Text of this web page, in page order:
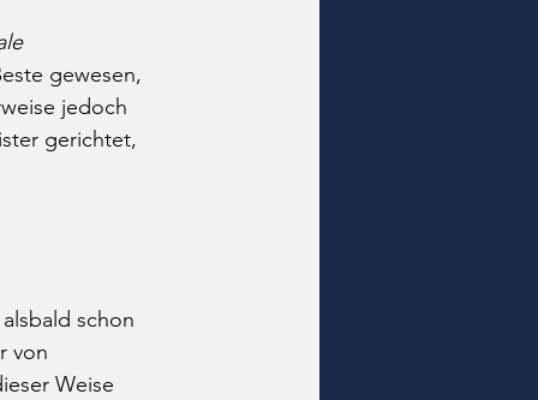
gewesen,
jedoch
gerichtet,
schon
von
Weise